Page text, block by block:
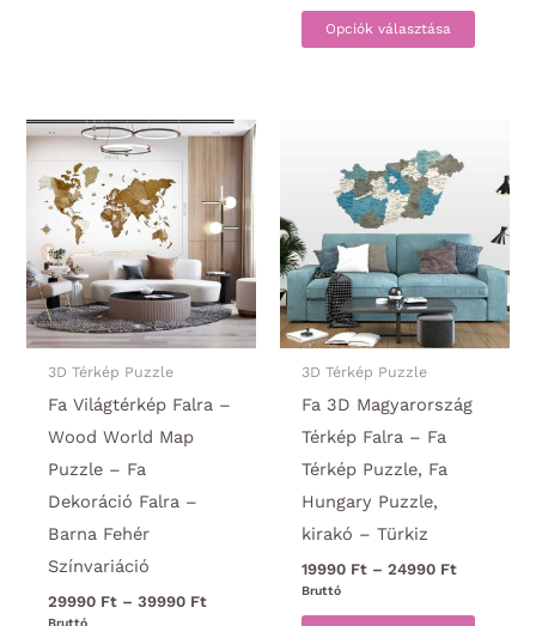
A
változatok
termékoldalon
választhatók
ki
Opciók választása
Ennek
a
van.
a
3D Térkép Puzzle
Fa Világtérkép Falra –
Wood World Map
Puzzle – Fa
Dekoráció Falra –
Barna Fehér
Színvariáció
29990 Ft – 39990 FtÁrtartomány:
3D Térkép Puzzle
Fa 3D Magyarország
Térkép Falra – Fa
Térkép Puzzle, Fa
Hungary Puzzle,
kirakó – Türkiz
19990 Ft – 24990 Ft
Bruttó